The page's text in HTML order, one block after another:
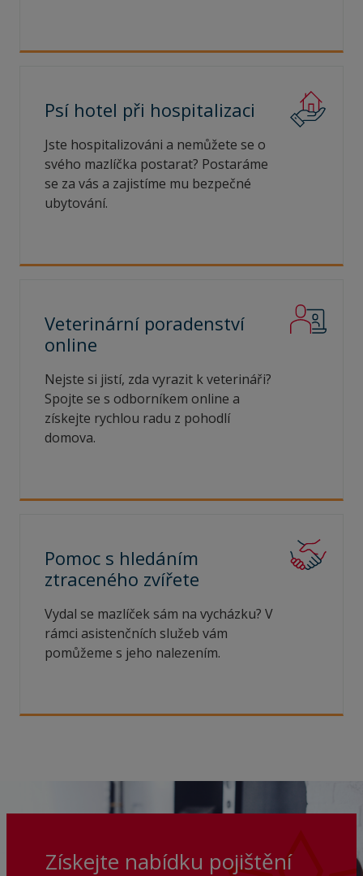
Psí hotel při hospitalizaci
Jste hospitalizováni a nemůžete se o
svého mazlíčka postarat? Postaráme
se za vás a zajistíme mu bezpečné
ubytování.
Veterinární poradenství
online
Nejste si jistí, zda vyrazit k veterináři?
Spojte se s odborníkem online a
získejte rychlou radu z pohodlí
domova.
Pomoc s hledáním
ztraceného zvířete
Vydal se mazlíček sám na vycházku? V
rámci asistenčních služeb vám
pomůžeme s jeho nalezením.
Získejte nabídku pojištění